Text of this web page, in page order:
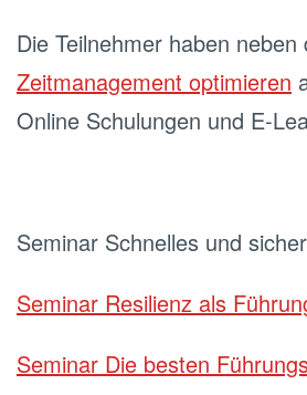
Die Teilnehmer haben neben
Zeitmanagement optimieren
Online Schulungen und E-
Seminar Schnelles und
Seminar Resilienz als
Seminar Die besten